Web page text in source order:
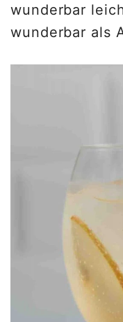
wunderbar
wunderbar als